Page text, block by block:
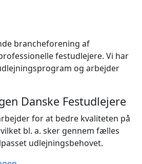
brancheforening af
festudlejere. Vi har
og arbejder
Danske Festudlejere
for at bedre kvaliteten på
bl. a. sker gennem fælles
udlejningsbehovet.